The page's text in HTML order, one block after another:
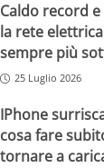
Caldo record
la rete
sempre più
25 Luglio 2026
IPhone
cosa fare
tornare a